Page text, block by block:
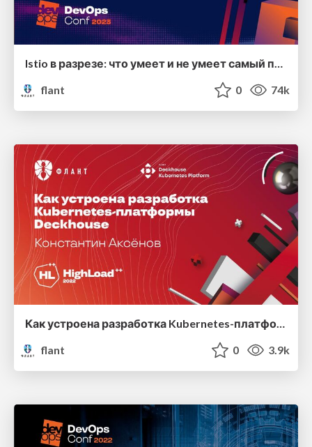
Istio в разрезе: что умеет и не умеет самый популярный Service Mesh
flant
0 74k
Как устроена разработка Kubernetes-платформы Deckhouse
flant
0 3.9k